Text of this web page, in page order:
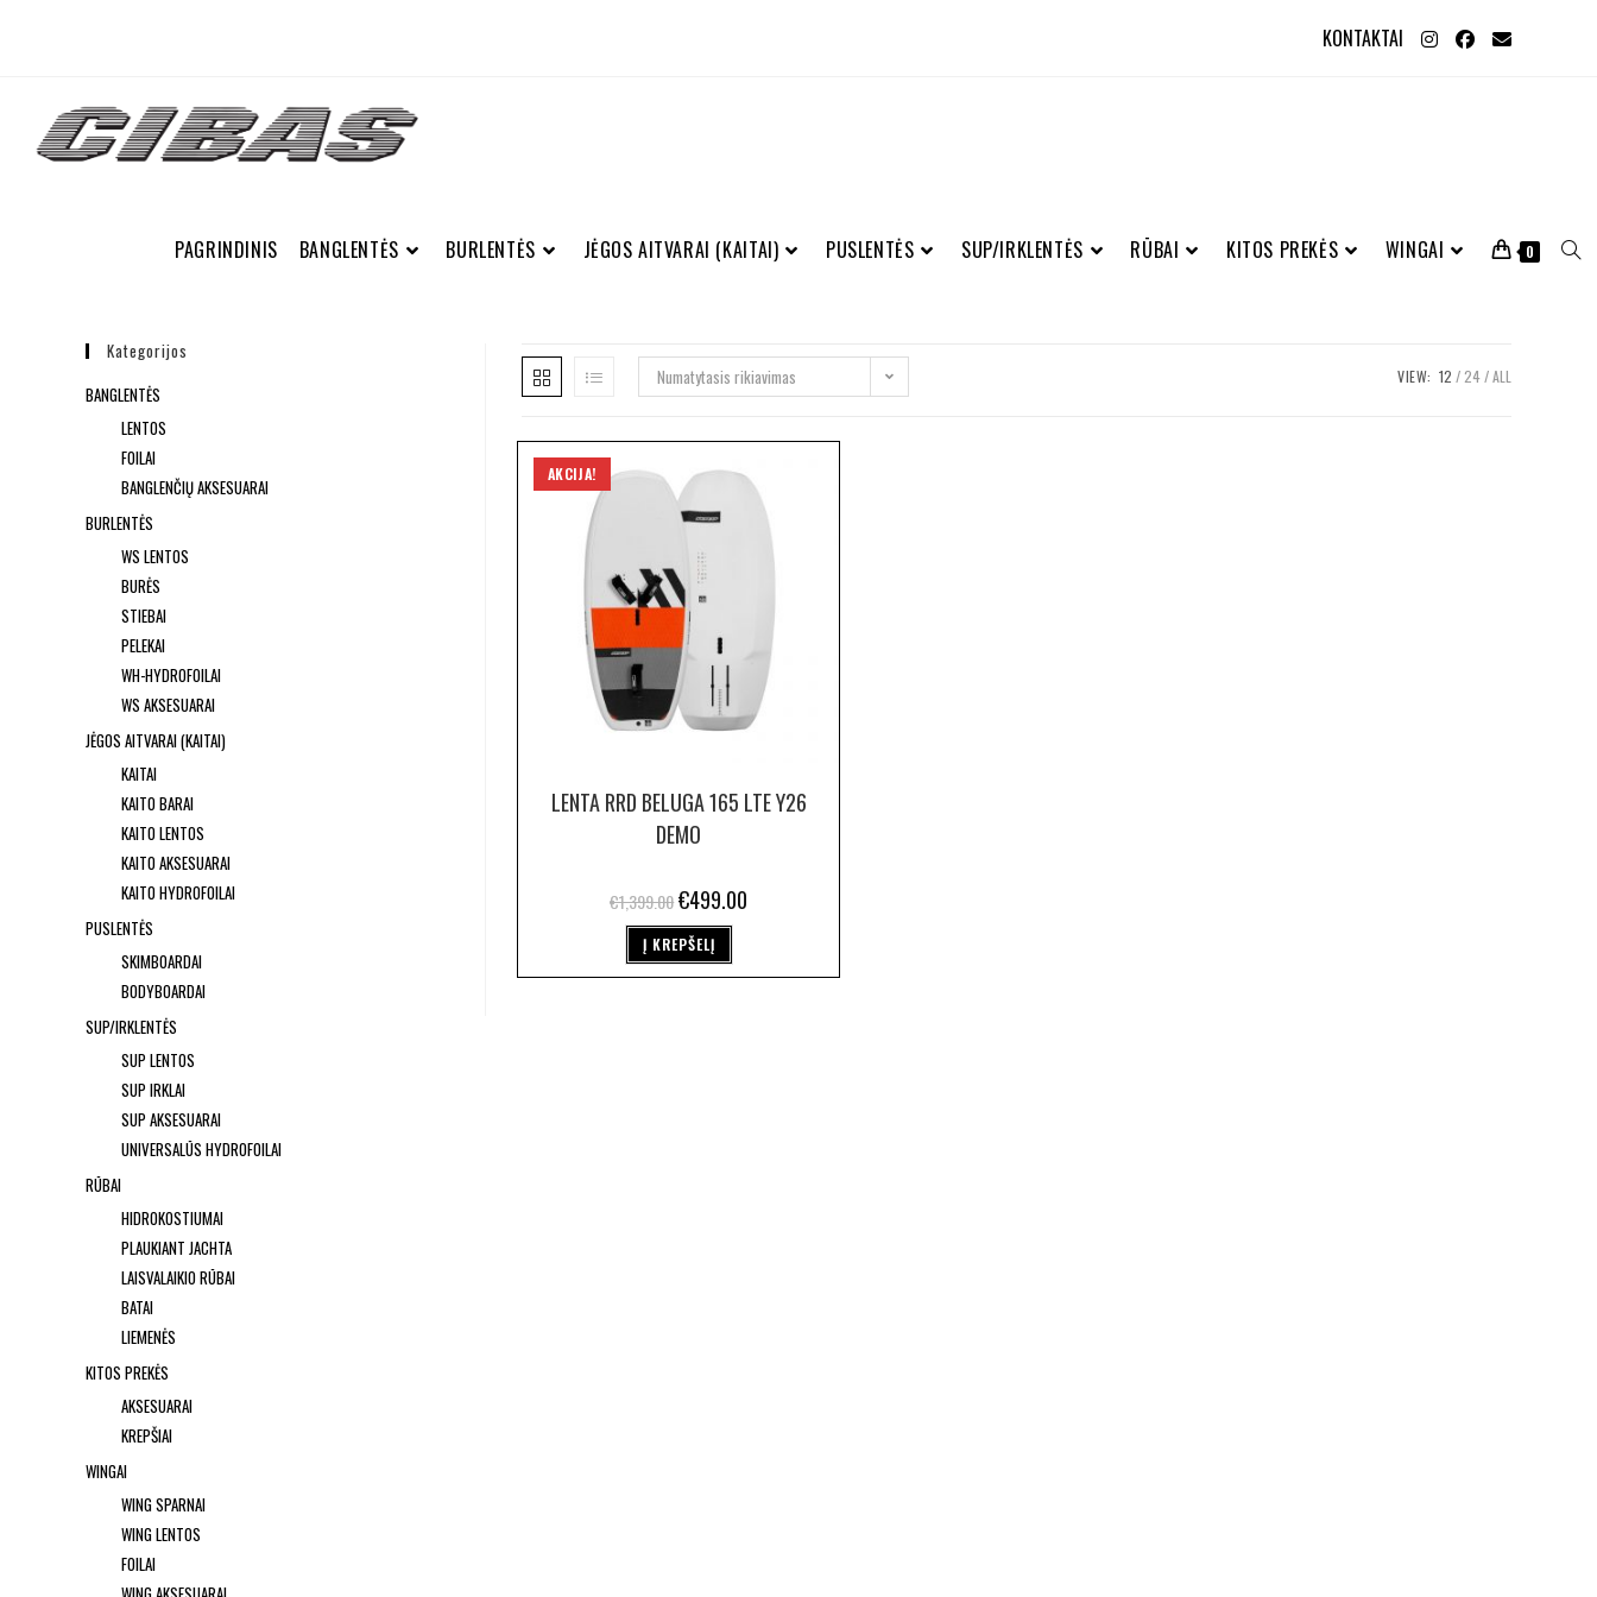
KONTAKTAI
PAGRINDINIS BANGLENTĖS BURLENTĖS JĖGOS AITVARAI (KAITAI) PUSLENTĖS SUP/IRKLENTĖS RŪBAI KITOS PREKĖS WINGAI 0
Numatytasis rikiavimas VIEW: 12 24 ALL
AKCIJA!
LENTA RRD BELUGA 165 LTE Y26
DEMO
€1,399.00€499.00
Į KREPŠELĮ
Kategorijos
BANGLENTĖS
LENTOS
FOILAI
BANGLENČIŲ AKSESUARAI
BURLENTĖS
WS LENTOS
BURĖS
STIEBAI
PELEKAI
WH-HYDROFOILAI
WS AKSESUARAI
JĖGOS AITVARAI (KAITAI)
KAITAI
KAITO BARAI
KAITO LENTOS
KAITO AKSESUARAI
KAITO HYDROFOILAI
PUSLENTĖS
SKIMBOARDAI
BODYBOARDAI
SUP/IRKLENTĖS
SUP LENTOS
SUP IRKLAI
SUP AKSESUARAI
UNIVERSALŪS HYDROFOILAI
RŪBAI
HIDROKOSTIUMAI
PLAUKIANT JACHTA
LAISVALAIKIO RŪBAI
BATAI
LIEMENĖS
KITOS PREKĖS
AKSESUARAI
KREPŠIAI
WINGAI
WING SPARNAI
WING LENTOS
FOILAI